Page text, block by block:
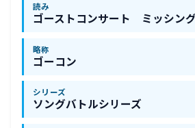
読み
ゴーストコンサート ミッシン
略称
ゴーコン
シリーズ
ソングバトルシリーズ